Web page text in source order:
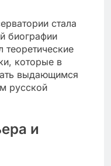
стала
биографии
которые в
выдающимся
русской
и